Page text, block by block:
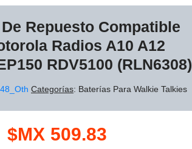
Repuesto Compatible
Radios A10 A12
RDV5100 (RLN6308)
Categorías: Baterías Para Walkie Talkies
$MX 509.83